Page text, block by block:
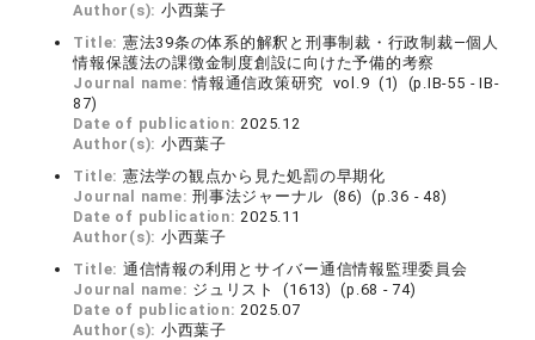
Author(s): 小西葉子
Title: 憲法39条の体系的解釈と刑事制裁・行政制裁―個人
情報保護法の課徴金制度創設に向けた予備的考察
Journal name:情報通信政策研究 vol.9 (1) (p.IB-55 - IB-
87)
Date of publication:2025.12
Author(s): 小西葉子
Title: 憲法学の観点から見た処罰の早期化
Journal name:刑事法ジャーナル (86) (p.36 - 48)
Date of publication:2025.11
Author(s): 小西葉子
Title: 通信情報の利用とサイバー通信情報監理委員会
Journal name: ジュリスト (1613) (p.68 - 74)
Date of publication:2025.07
Author(s): 小西葉子